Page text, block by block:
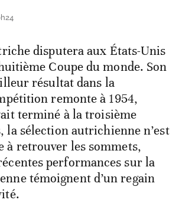
disputera aux États-Unis
Coupe du monde. Son
résultat dans la
remonte à 1954,
terminé à la troisième
la sélection autrichienne n’est
à retrouver les sommets,
performances sur la
témoignent d’un regain